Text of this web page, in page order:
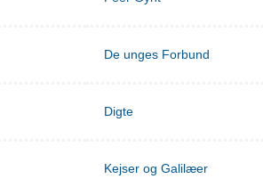
De unges Forbund
Digte
Kejser og Galilæer